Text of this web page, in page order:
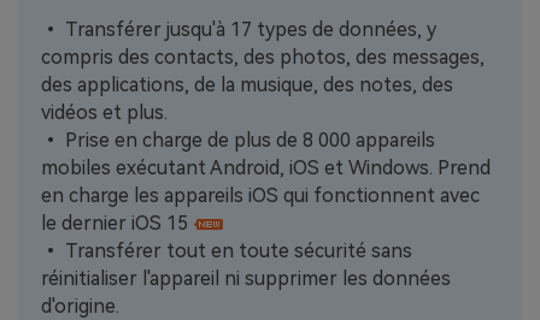
• Transférer jusqu'à 17 types de données, y
compris des contacts, des photos, des messages,
des applications, de la musique, des notes, des
vidéos et plus.
• Prise en charge de plus de 8 000 appareils
mobiles exécutant Android, iOS et Windows. Prend
en charge les appareils iOS qui fonctionnent avec
le dernier iOS 15
• Transférer tout en toute sécurité sans
réinitialiser l'appareil ni supprimer les données
d'origine.